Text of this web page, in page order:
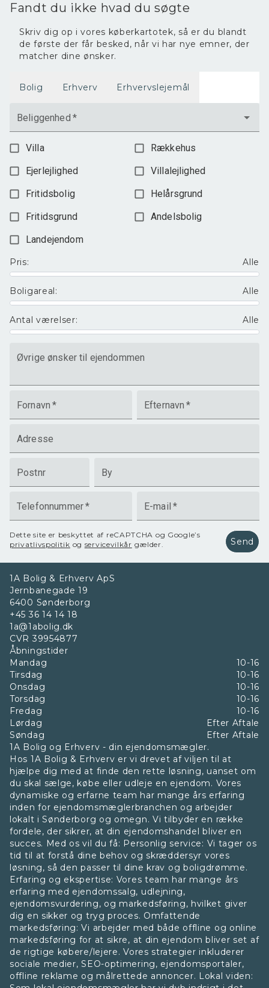
Fandt du ikke hvad du søgte
Skriv dig op i vores køberkartotek, så er du blandt
de første der får besked, når vi har nye emner, der
matcher dine ønsker.
Bolig Erhverv Erhvervslejemål
Beliggenhed *
Villa
Rækkehus
Ejerlejlighed
Villalejlighed
Fritidsbolig
Helårsgrund
Fritidsgrund
Andelsbolig
Landejendom
Pris: Alle
Boligareal: Alle
Antal værelser: Alle
Øvrige ønsker til ejendommen
Fornavn * Efternavn *
Adresse
Postnr By
Telefonnummer* E-mail *
Dette site er beskyttet af reCAPTCHA og Google’s
privatlivspolitik og servicevilkår gælder. Send
1A Bolig & Erhverv ApS
Jernbanegade 19
6400 Sønderborg
+45 36 14 14 18
1a@1abolig.dk
CVR 39954877
Åbningstider
Mandag
10-16
Tirsdag
10-16
Onsdag
10-16
Torsdag
10-16
Fredag
10-16
Lørdag
Efter Aftale
Søndag
Efter Aftale
1A Bolig og Erhverv - din ejendomsmægler.
Hos 1A Bolig & Erhverv er vi drevet af viljen til at
hjælpe dig med at finde den rette løsning, uanset om
du skal sælge, købe eller udleje en ejendom. Vores
dynamiske og erfarne team har mange års erfaring
inden for ejendomsmæglerbranchen og arbejder
lokalt i Sønderborg og omegn. Vi tilbyder en række
fordele, der sikrer, at din ejendomshandel bliver en
succes. Med os vil du få: Personlig service: Vi tager os
tid til at forstå dine behov og skræddersyr vores
løsning, så den passer til dine krav og boligdrømme.
Erfaring og ekspertise: Vores team har mange års
erfaring med ejendomssalg, udlejning,
ejendomsvurdering, og markedsføring, hvilket giver
dig en sikker og tryg proces. Omfattende
markedsføring: Vi arbejder med både offline og online
markedsføring for at sikre, at din ejendom bliver set af
de rigtige købere/lejere. Vores strategier inkluderer
sociale medier, SEO-optimering, ejendomsportaler,
offline reklame og målrettede annoncer. Lokal viden: